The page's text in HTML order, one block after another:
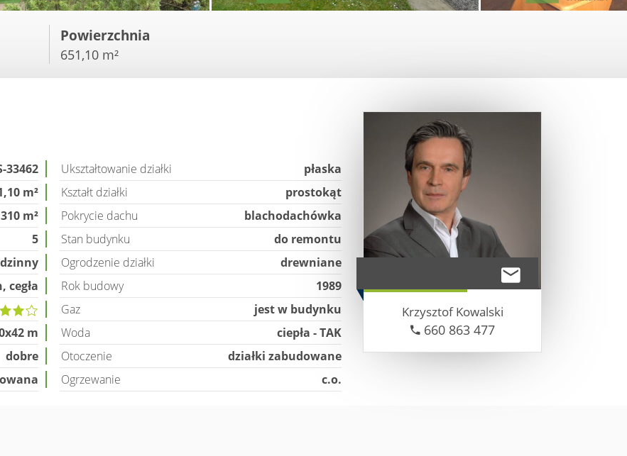
Powierzchnia
651,10 m²
33462
m²
m²
5
cegła
m
dobre
Ukształtowanie działki
płaska
Kształt działki
prostokąt
Pokrycie dachu
blachodachówka
Stan budynku
do remontu
Ogrodzenie działki
drewniane
Rok budowy
1989
Gaz
jest w budynku
Woda
ciepła - TAK
Otoczenie
działki zabudowane
Ogrzewanie
c.o.
KrzysztofKowalski
660 863 477